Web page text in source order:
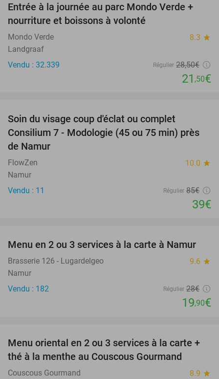
25%
Entrée à la journée au parc Mondo Verde +
nourriture et boissons à volonté
Mondo Verde 8.3 star
Landgraaf
Vendu : 32.339
Régulier 28,50€
21 ,50€
Soin du visage coup d'éclat ou complet
Consilium 7 - Modologie (45 ou 75 min) près
de Namur
FlowZen 10.0 star
Namur
Vendu : 11
Régulier 85€
39€
29%
Menu en 2 ou 3 services à la carte à Namur
Brasserie 126 - Lugardelgeo 9.6 star
Namur
Vendu : 182
Régulier 28€
19,90€
46%
Menu oriental en 2 ou 3 services à la carte +
thé à la menthe au Couscous Gourmand
Couscous Gourmand 8.9 star